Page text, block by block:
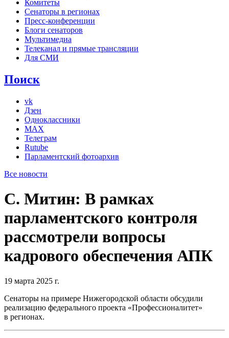
Комитеты
Сенаторы в регионах
Пресс-конференции
Блоги сенаторов
Мультимедиа
Телеканал и прямые трансляции
Для СМИ
Поиск
vk
Дзен
Одноклассники
MAX
Телеграм
Rutube
Парламентский фотоархив
Все новости
С. Митин: В рамках
парламентского контроля
рассмотрели вопросы
кадрового обеспечения АПК
19 марта 2025 г.
Сенаторы на примере Нижегородской области обсудили
реализацию федерального проекта «Профессионалитет»
в регионах.